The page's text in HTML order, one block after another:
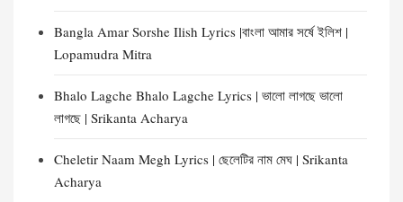
Bangla Amar Sorshe Ilish Lyrics |বাংলা আমার সর্ষে ইলিশ |
Lopamudra Mitra
Bhalo Lagche Bhalo Lagche Lyrics | ভালো লাগছে ভালো
লাগছে | Srikanta Acharya
Cheletir Naam Megh Lyrics | ছেলেটির নাম মেঘ | Srikanta
Acharya